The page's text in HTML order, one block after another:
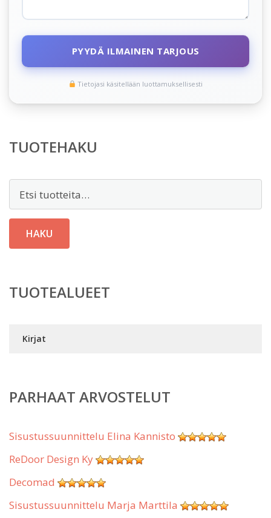
PYYDÄ ILMAINEN TARJOUS
Tietojasi käsitellään luottamuksellisesti
TUOTEHAKU
HAKU
TUOTEALUEET
Kirjat
PARHAAT ARVOSTELUT
Sisustussuunnittelu Elina Kannisto
ReDoor Design Ky
Decomad
Sisustussuunnittelu Marja Marttila